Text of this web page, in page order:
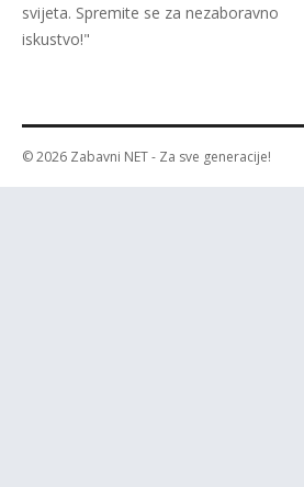
svijeta. Spremite se za nezaboravno
iskustvo!"
© 2026 Zabavni NET- Za sve generacije!